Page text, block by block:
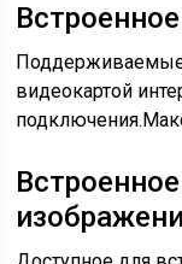
Поддерживаемые
видеокартой